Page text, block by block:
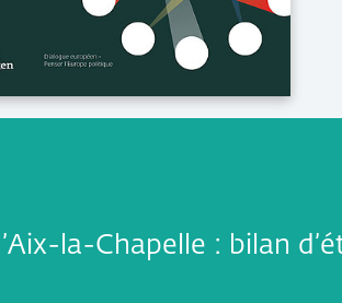
la-Chapelle : bilan